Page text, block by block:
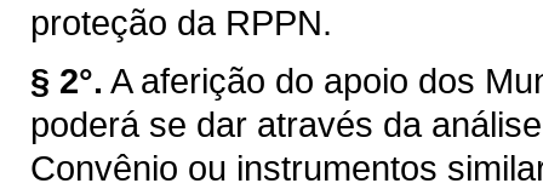
proteção da RPPN.
§ 2°. A aferição do apoio dos
poderá se dar através da
Convênio ou instrumentos